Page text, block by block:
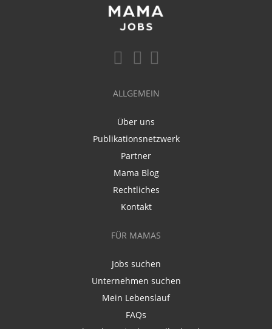
ALLGEMEIN
Über uns
Publikationsnetzwerk
Partner
Mama Blog
Rechtliches
Kontakt
FÜR MAMAS
Jobs suchen
Unternehmen suchen
Mein Lebenslauf
FAQs